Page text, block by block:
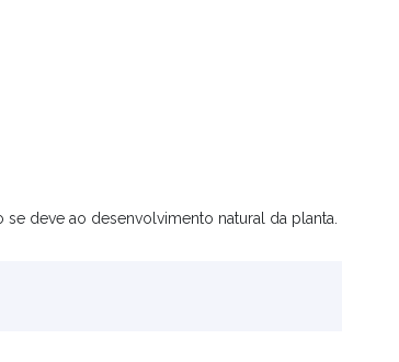
deve ao desenvolvimento natural da planta.